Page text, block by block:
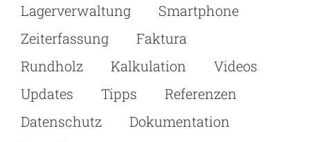
Lagerverwaltung
Smartphone
Zeiterfassung
Faktura
Rundholz
Kalkulation
Videos
Updates
Tipps
Referenzen
Datenschutz
Dokumentation